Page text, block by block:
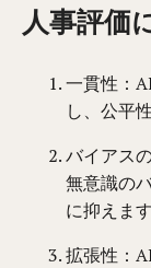
人事評価
一貫性：
し、公平
バイアス
無意識の
に抑えます
拡張性：